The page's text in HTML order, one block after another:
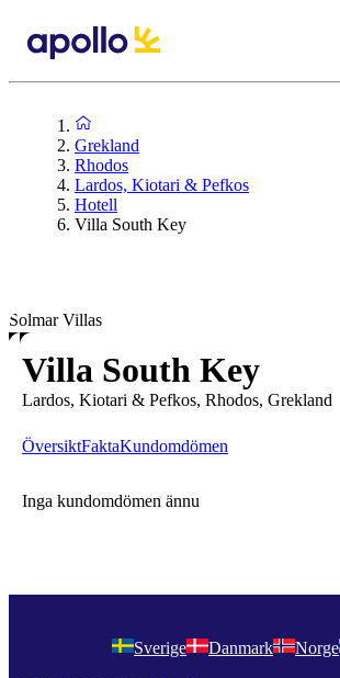
Grekland
Rhodos
Lardos, Kiotari & Pefkos
Hotell
Villa South Key
Solmar Villas
Villa South Key
Lardos, Kiotari & Pefkos, Rhodos, Grekland
ÖversiktFaktaKundomdömen
Inga kundomdömen ännu
Sverige Danmark Norge